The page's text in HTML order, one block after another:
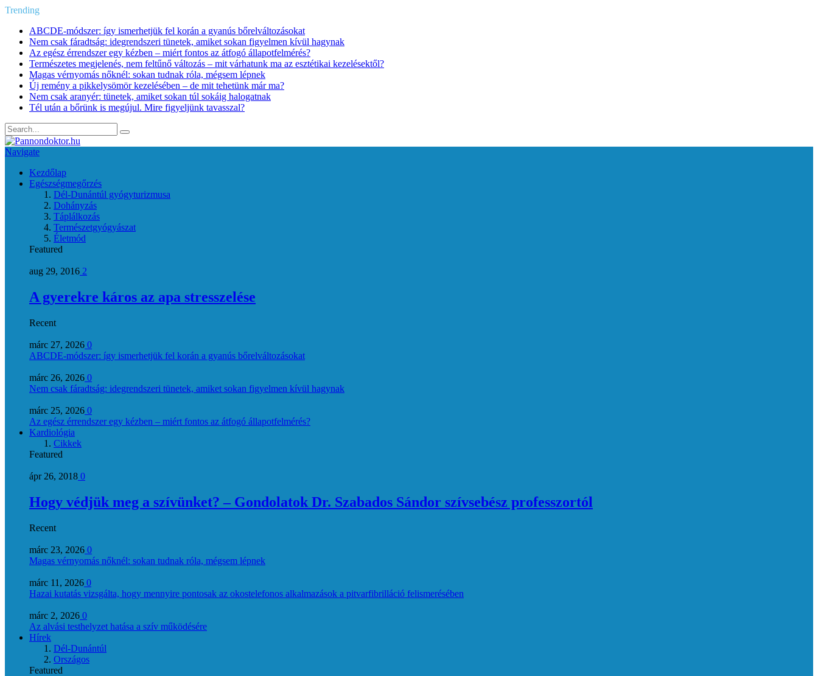
Trending
ABCDE‑módszer: így ismerhetjük fel korán a gyanús bőrelváltozásokat
Nem csak fáradtság: idegrendszeri tünetek, amiket sokan figyelmen kívül hagynak
Az egész érrendszer egy kézben – miért fontos az átfogó állapotfelmérés?
Természetes megjelenés, nem feltűnő változás – mit várhatunk ma az esztétikai kezelésektől?
Magas vérnyomás nőknél: sokan tudnak róla, mégsem lépnek
Új remény a pikkelysömör kezelésében – de mit tehetünk már ma?
Nem csak aranyér: tünetek, amiket sokan túl sokáig halogatnak
Tél után a bőrünk is megújul. Mire figyeljünk tavasszal?
Navigate
Kezdőlap
Egészségmegőrzés
Dél-Dunántúl gyógyturizmusa
Dohányzás
Táplálkozás
Természetgyógyászat
Életmód
Featured
aug 29, 2016 2
A gyerekre káros az apa stresszelése
Recent
márc 27, 2026 0
ABCDE‑módszer: így ismerhetjük fel korán a gyanús bőrelváltozásokat
márc 26, 2026 0
Nem csak fáradtság: idegrendszeri tünetek, amiket sokan figyelmen kívül hagynak
márc 25, 2026 0
Az egész érrendszer egy kézben – miért fontos az átfogó állapotfelmérés?
Kardiológia
Cikkek
Featured
ápr 26, 2018 0
Hogy védjük meg a szívünket? – Gondolatok Dr. Szabados Sándor szívsebész professzortól
Recent
márc 23, 2026 0
Magas vérnyomás nőknél: sokan tudnak róla, mégsem lépnek
márc 11, 2026 0
Hazai kutatás vizsgálta, hogy mennyire pontosak az okostelefonos alkalmazások a pitvarfibrilláció felismerésében
márc 2, 2026 0
Az alvási testhelyzet hatása a szív működésére
Hírek
Dél-Dunántúl
Országos
Featured